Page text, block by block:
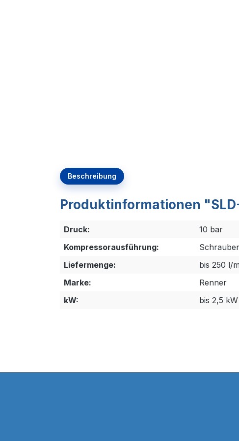
Beschreibung
Produktinformationen
Druck:
10 bar
Kompressorausführung:
Liefermenge:
bis 250 l/
Marke:
Renner
kW:
bis 2,5 kW